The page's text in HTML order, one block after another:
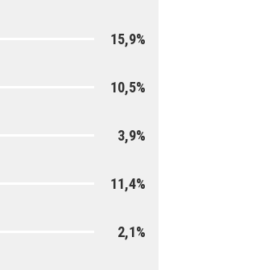
15,9%
10,5%
3,9%
11,4%
2,1%